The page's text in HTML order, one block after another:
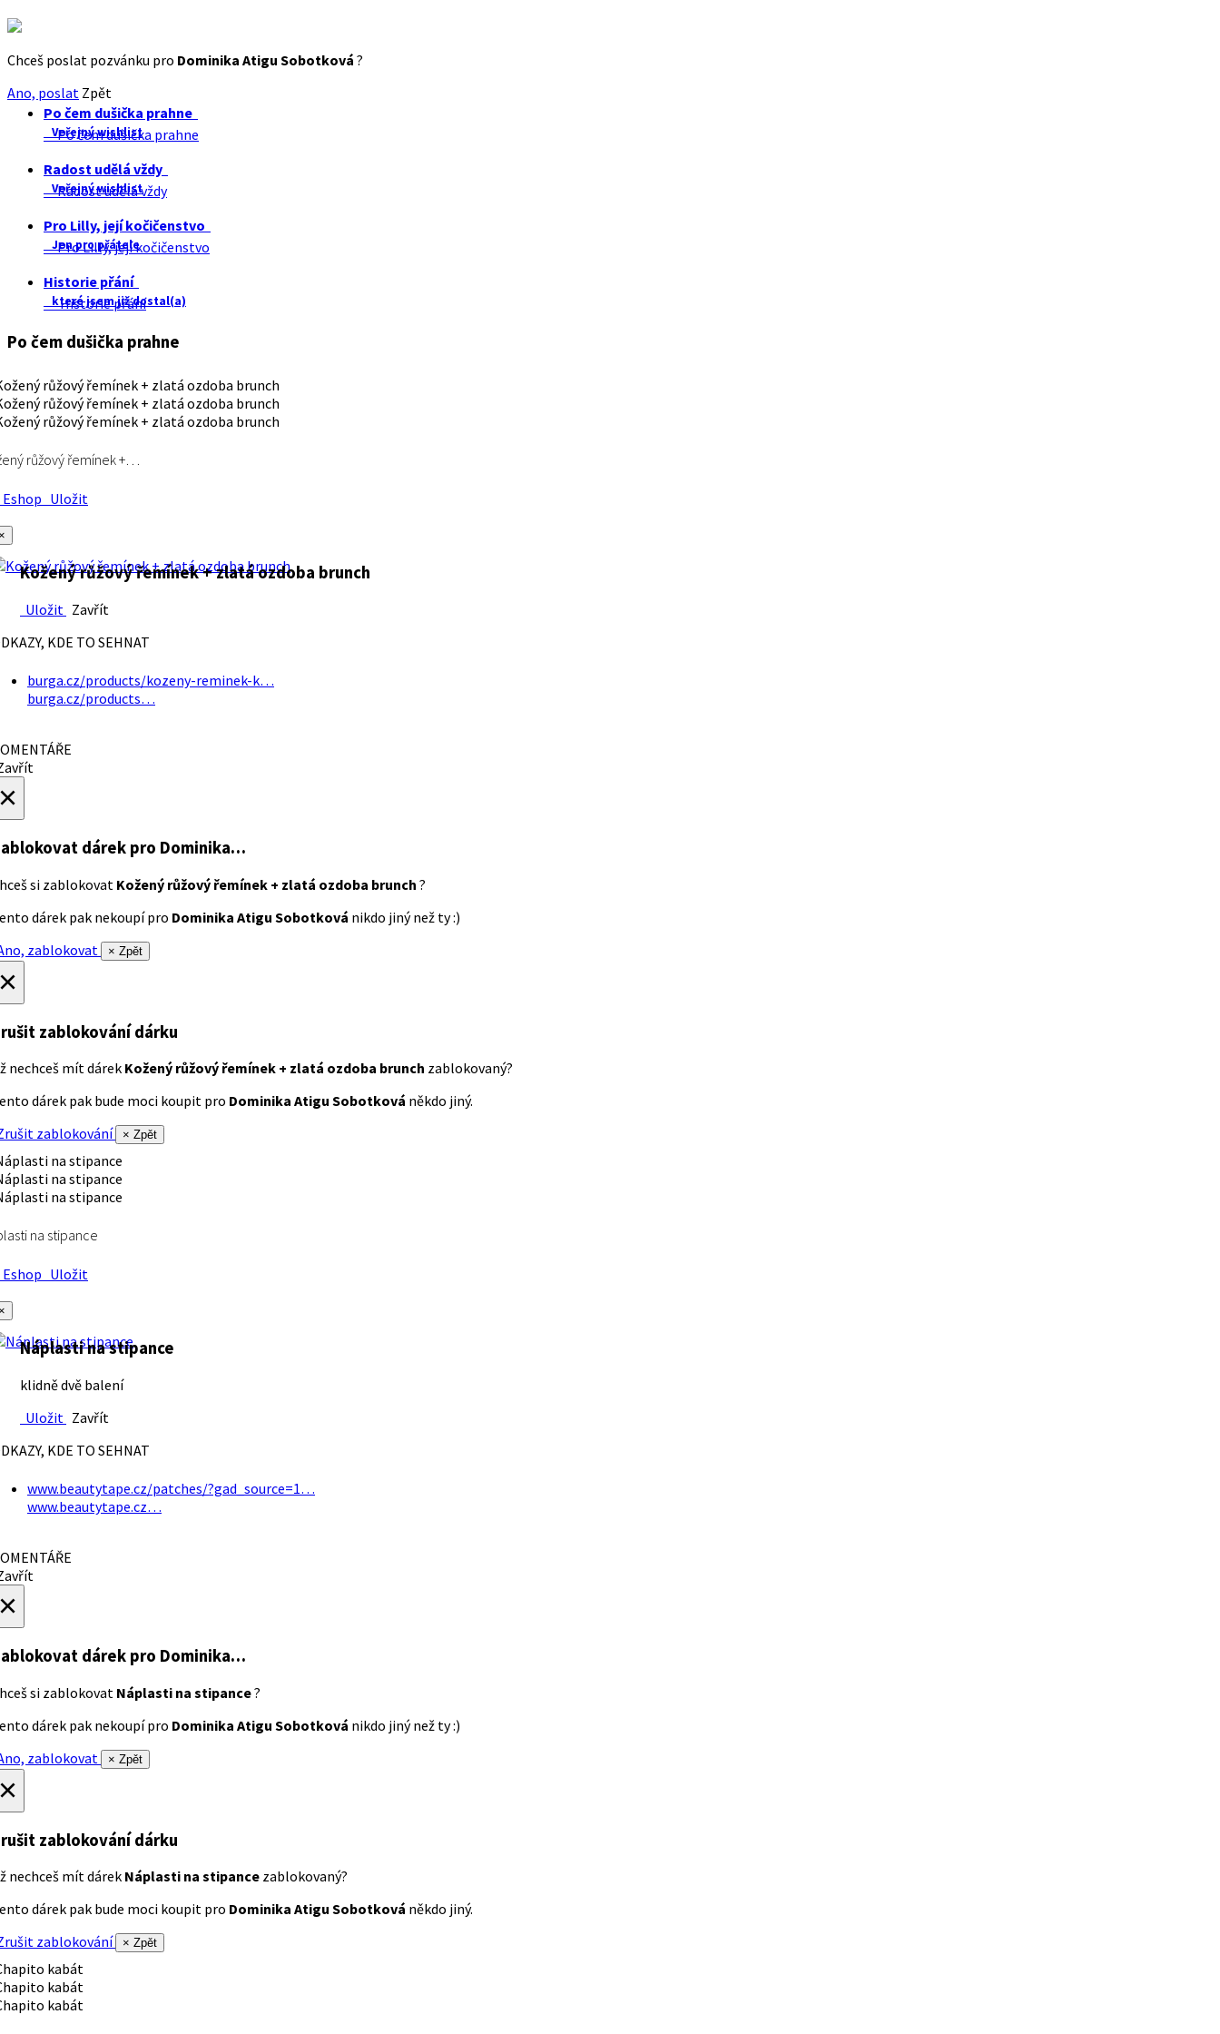
Chceš poslat pozvánku pro Dominika Atigu Sobotková ?
Ano, poslat Zpět
Po čem dušička prahne
Veřejný wishlist
Po čem dušička prahne
Radost udělá vždy
Veřejný wishlist
Radost udělá vždy
Pro Lilly, její kočičenstvo
Jen pro přátele
Pro Lilly, její kočičenstvo
Historie přání
které jsem již dostal(a)
Historie přání
Po čem dušička prahne
růžový řemínek +…
Uložit
Kožený růžový řemínek + zlatá ozdoba brunch
Uložit Zavřít
KDE TO SEHNAT
burga.cz/products/kozeny-reminek-k…
burga.cz/products…
dárek pro Dominika…
si zablokovat Kožený růžový řemínek + zlatá ozdoba brunch ?
dárek pak nekoupí pro Dominika Atigu Sobotková nikdo jiný než ty :)
zablokovat
× Zpět
zablokování dárku
nechceš mít dárek Kožený růžový řemínek + zlatá ozdoba brunch zablokovaný?
dárek pak bude moci koupit pro Dominika Atigu Sobotková někdo jiný.
zablokování
× Zpět
na stipance
Uložit
Náplasti na stipance
klidně dvě balení
Uložit Zavřít
KDE TO SEHNAT
www.beautytape.cz/patches/?gad_source=1…
www.beautytape.cz…
dárek pro Dominika…
si zablokovat Náplasti na stipance?
dárek pak nekoupí pro Dominika Atigu Sobotková nikdo jiný než ty :)
zablokovat
× Zpět
zablokování dárku
nechceš mít dárek Náplasti na stipance zablokovaný?
dárek pak bude moci koupit pro Dominika Atigu Sobotková někdo jiný.
zablokování
× Zpět